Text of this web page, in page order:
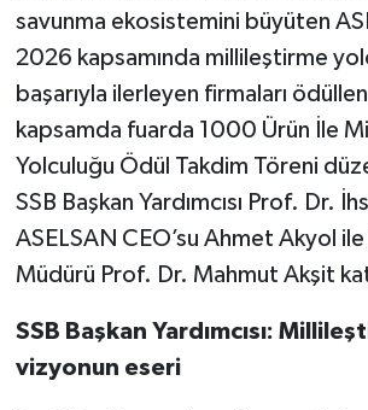
savunma ekosistemini büyüten
2026 kapsamında millileştirme
başarıyla ilerleyen firmaları
kapsamda fuarda 1000 Ürün İle
Yolculuğu Ödül Takdim Töreni
SSB Başkan Yardımcısı Prof. Dr.
ASELSAN CEO’su Ahmet Akyol ile
Müdürü Prof. Dr. Mahmut Akşit
SSB Başkan Yardımcısı:
vizyonun eseri